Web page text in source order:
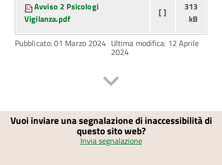
Avviso 2 Psicologi
Vigilanza.pdf
[ ]
313
kB
Pubblicato: 01 Marzo 2024 Ultima modifica: 12 Aprile
2024
Vuoi inviare una segnalazione di inaccessibilità di
questo sito web?
Invia segnalazione